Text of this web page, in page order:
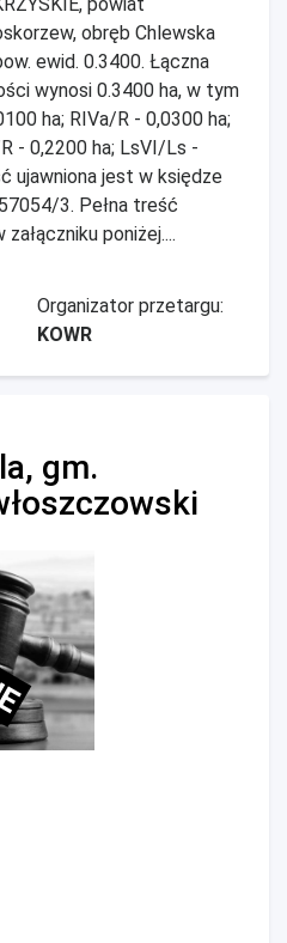
obręb Chlewska
ewid. 0.3400. Łączna
wynosi 0.3400 ha, w tym
ha; RIVa/R - 0,0300 ha;
- 0,2200 ha; LsVI/Ls -
ujawniona jest w księdze
3. Pełna treść
poniżej....
Organizator przetargu:
KOWR
gm.